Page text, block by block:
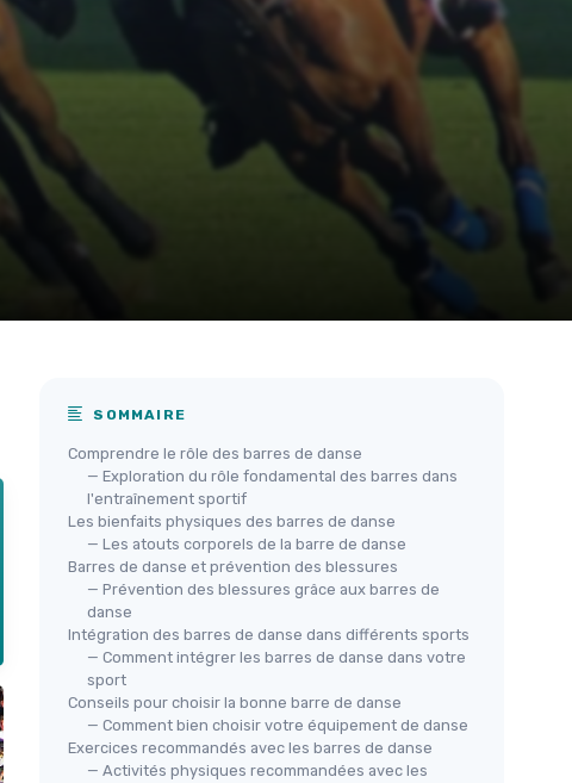
SOMMAIRE
Comprendre le rôle des barres de danse
— Exploration du rôle fondamental des barres dans
l'entraînement sportif
Les bienfaits physiques des barres de danse
— Les atouts corporels de la barre de danse
Barres de danse et prévention des blessures
— Prévention des blessures grâce aux barres de
danse
Intégration des barres de danse dans différents sports
— Comment intégrer les barres de danse dans votre
sport
Conseils pour choisir la bonne barre de danse
— Comment bien choisir votre équipement de danse
Exercices recommandés avec les barres de danse
— Activités physiques recommandées avec les